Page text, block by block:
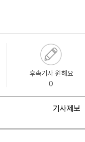
후속기사 원해요
0
기사제보